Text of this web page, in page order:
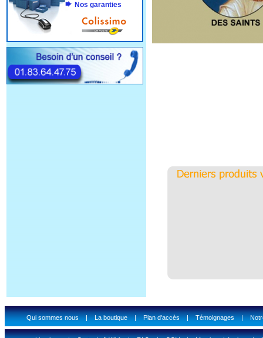
Nos garanties
Qui sommes nous|La boutique|Plan d'accès|Témoignages|